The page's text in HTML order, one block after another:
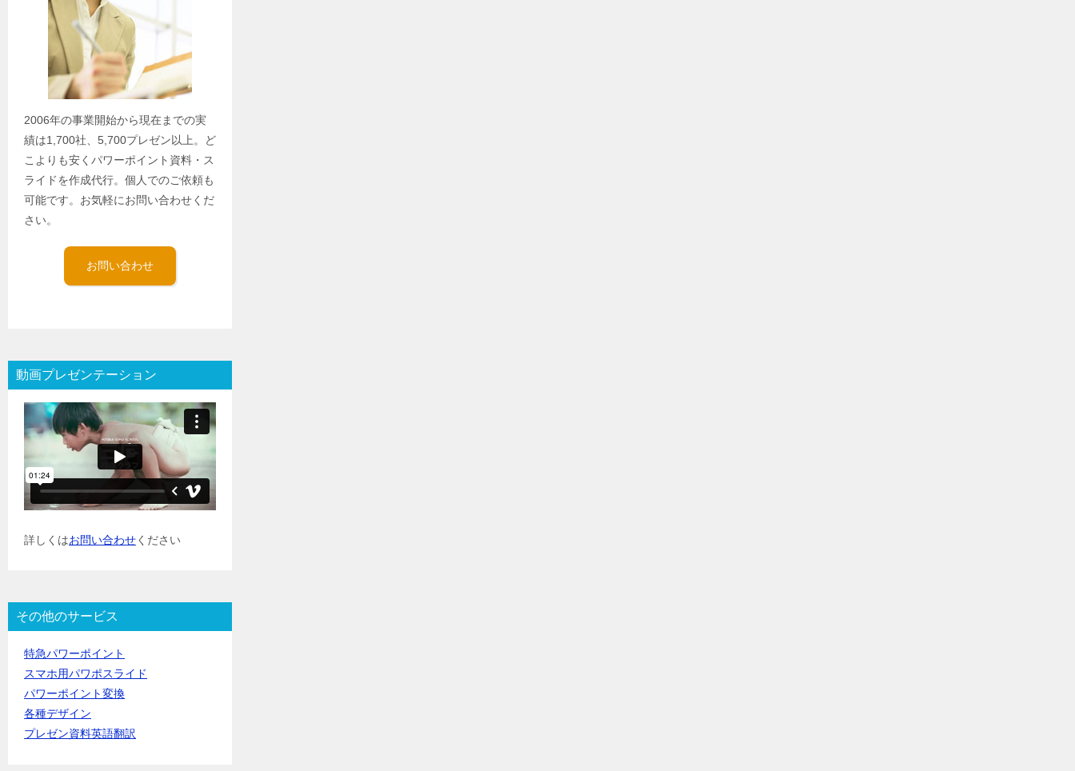
2006年の事業開始から現在までの実
績は1,700社、5,700プレゼン以上。ど
こよりも安くパワーポイント資料・ス
ライドを作成代行。個人でのご依頼も
可能です。お気軽にお問い合わせくだ
さい。
お問い合わせ
動画プレゼンテーション
詳しくはお問い合わせください
その他のサービス
特急パワーポイント
スマホ用パワポスライド
パワーポイント変換
各種デザイン
プレゼン資料英語翻訳